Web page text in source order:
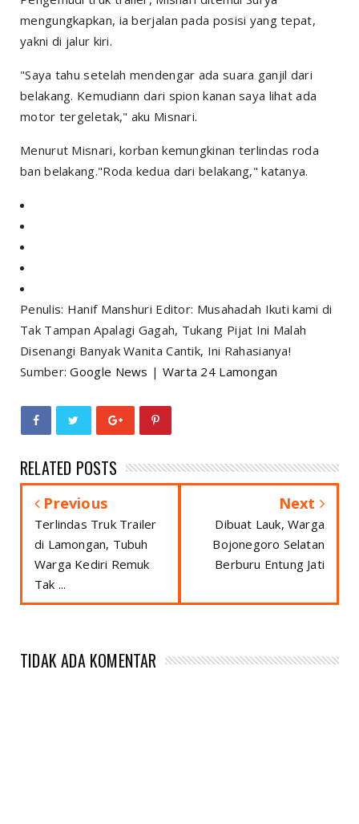
mengungkapkan, ia berjalan pada posisi yang tepat,
yakni di jalur kiri.
"Saya tahu setelah mendengar ada suara ganjil dari
belakang. Kemudiann dari spion kanan saya lihat ada
motor tergeletak," aku Misnari.
Menurut Misnari, korban kemungkinan terlindas roda
ban belakang."Roda kedua dari belakang," katanya.
Penulis: Hanif Manshuri Editor: Musahadah Ikuti kami di
Tak Tampan Apalagi Gagah, Tukang Pijat Ini Malah
Disenangi Banyak Wanita Cantik, Ini Rahasianya!
Sumber:Google News | Warta 24 Lamongan
RELATED POSTS
Previous
Terlindas Truk Trailer
di Lamongan, Tubuh
Warga Kediri Remuk
Tak ...
Next
Dibuat Lauk, Warga
Bojonegoro Selatan
Berburu Entung Jati
TIDAK ADA KOMENTAR